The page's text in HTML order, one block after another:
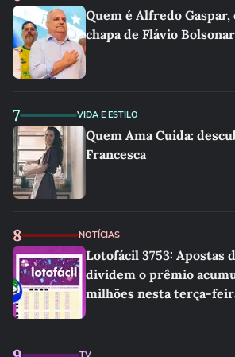
Quem é Alfredo
chapa de Flávio
7 VIDA E ESTILO
Quem Ama Cuida:
Francesca
8 NOTÍCIAS
Lotofácil 3753: Apostas
dividem o prêmio
milhões nesta terça-